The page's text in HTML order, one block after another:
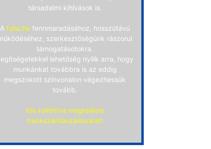
társadalmi kihívások is.
A fuhu.hu fennmaradásához, hosszútávú
szerkesztőségünk rászorul
támogatásotokra.
lehetőség nyílik arra, hogy
munkánkat továbbra is az eddig
megszokott színvonalon végezhessük
tovább.
Ide kattintva megtalálod
bankszámlaszámunkat!